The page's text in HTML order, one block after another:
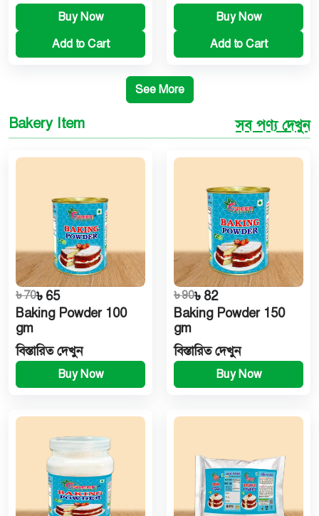
Buy Now
Add to Cart
Buy Now
Add to Cart
See More
Bakery Item সব পণ্য দেখুন
৳ 70৳ 65
Baking Powder 100
gm
বিস্তারিত দেখুন
Buy Now
৳ 90৳ 82
Baking Powder 150
gm
বিস্তারিত দেখুন
Buy Now